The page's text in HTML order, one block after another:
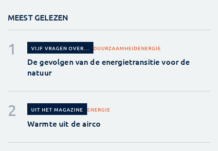
MEEST GELEZEN
VIJF VRAGEN OVER... DUURZAAMHEIDENERGIE
De gevolgen van de energietransitie voor de
natuur
UIT HET MAGAZINE ENERGIE
Warmte uit de airco